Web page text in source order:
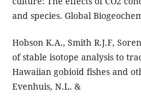
and species. Global
Hobson K.A., Smith R.J.F,
of stable isotope analysis to
Hawaiian gobioid fishes and
Evenhuis, N.L. &